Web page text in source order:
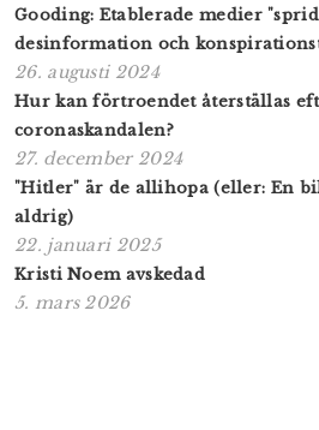
Gooding: Etablerade medier
desinformation och
26. augusti 2024
Hur kan förtroendet återställas
coronaskandalen?
27. december 2024
"Hitler" är de allihopa (eller: En
aldrig)
22. januari 2025
Kristi Noem avskedad
5. mars 2026